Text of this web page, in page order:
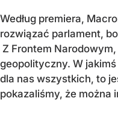
Według premiera,
rozwiązać parlament,
Z Frontem
geopolityczny. W
dla nas wszystkich, to
pokazaliśmy, że można